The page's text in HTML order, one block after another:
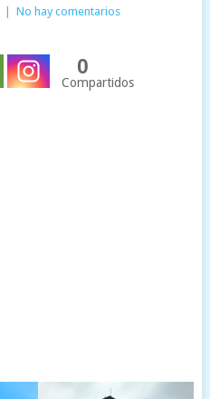
No hay comentarios
0
Compartidos